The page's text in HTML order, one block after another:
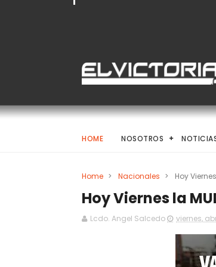
HOME NOSOTROS
Home > Nacionales > Hoy
Hoy Viernes la
Lcdo. Angel Salcedo viernes,